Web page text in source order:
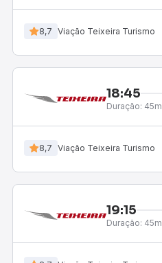
8,7 Viação Teixeira Turismo
18:45
Duração: 45m
8,7 Viação Teixeira Turismo
19:15
Duração: 45m